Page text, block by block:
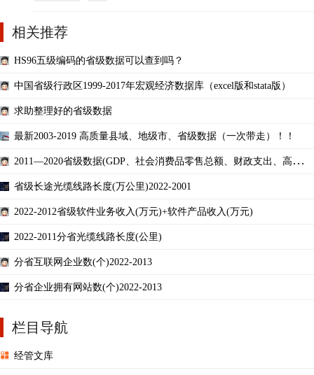
相关推荐
HS96五级编码的省级数据可以查到吗？
中国省级行政区1999-2017年宏观经济数据库（excel版和stata版）
求助整理好的省级数据
最新2003-2019 高质量县域、地级市、省级数据（一次带走）！！
2011—2020省级数据(GDP、社会消费品零售总额、财政支出、高等学
省级长途光缆线路长度(万公里)2022-2001
2022-2012省级软件业务收入(万元)+软件产品收入(万元)
2022-2011分省光缆线路长度(公里)
分省互联网企业数(个)2022-2013
分省企业拥有网站数(个)2022-2013
栏目导航
经管文库